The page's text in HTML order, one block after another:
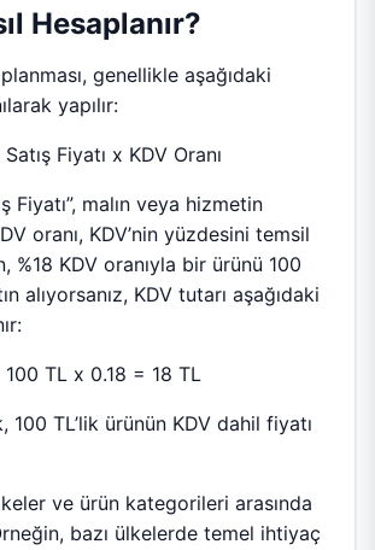
Hesaplanır?
genellikle aşağıdaki
yapılır:
Fiyatı x KDV Oranı
Fiyatı”, malın veya hizmetin
oranı, KDV’nin yüzdesini temsil
%18 KDV oranıyla bir ürünü 100
alıyorsanız, KDV tutarı aşağıdaki
100 TL x 0.18 = 18 TL
100 TL’lik ürünün KDV dahil fiyatı
ve ürün kategorileri arasında
bazı ülkelerde temel ihtiyaç